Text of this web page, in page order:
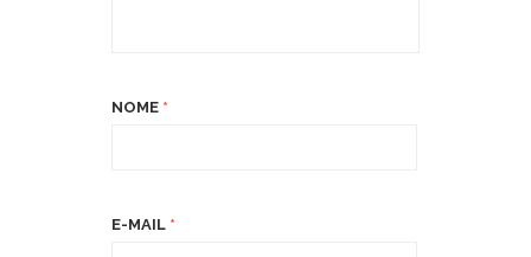
NOME *
E-MAIL *